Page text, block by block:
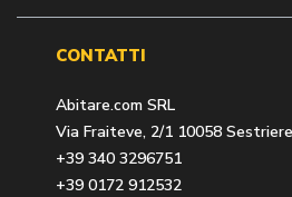
CONTATTI
Abitare.com SRL
Via Fraiteve, 2/1 10058
+39 340 3296751
+39 0172 912532